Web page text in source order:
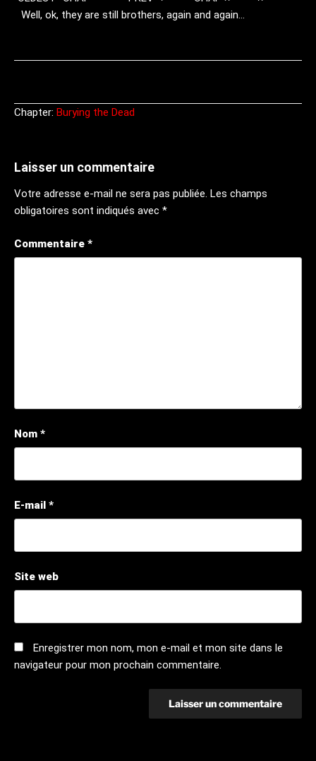
Well, ok, they are still brothers, again and again…
Chapter: Burying the Dead
Laisser un commentaire
Votre adresse e-mail ne sera pas publiée. Les champs
obligatoires sont indiqués avec *
Commentaire *
Nom *
E-mail *
Site web
Enregistrer mon nom, mon e-mail et mon site dans le
navigateur pour mon prochain commentaire.